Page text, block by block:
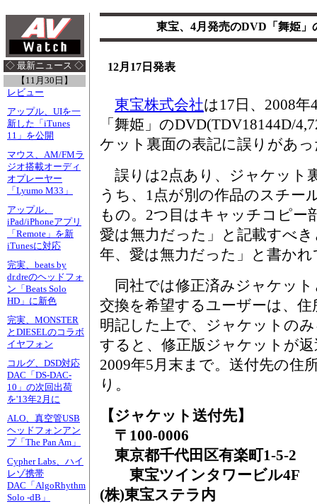
◇ 最新ニュース ◇
【11月30日】
レビュー
アップル、UIを一
新した「iTunes
11」を公開
マウス、AM/FMラ
ジオ搭載オーディ
オプレーヤー
「Lyumo M33」
アップル、
iPad/iPhoneアプリ
「Remote」を新
iTunesに対応
完実、beats by
dr.dreのヘッドフォ
ン「Beats Solo
HD」に新色
完実、MONSTER
とDIESELのコラボ
イヤフォン
コルグ、DSD対応
DAC「DS-DAC-
10」の次回出荷
を'13年2月に
ALO、真空管USB
ヘッドフォンアン
プ「The Pan Am」
Cypher Labs、ハイ
レゾ携帯
DAC「AlgoRhythm
Solo -dB」
東宝、4月発売のDVD「舞姫」
12月17日発表
東宝株式会社は17日、2008
「舞姫」のDVD(TDV18144D/
ケット裏面の表記に誤りがあ
誤りは2点あり、ジャケット
うち、1点が別の作品のスチー
もの。2つ目はキャッチコピー
愛は無力だった」と記載すべ
年、愛は無力だった」と書か
同社では修正済みジャケット
交換を希望するユーザーは、
明記した上で、ジャケットの
すると、修正版ジャケットが
2009年5月末まで。送付先の住
り。
【ジャケット送付先】
〒100-0006
東京都千代田区有楽町1-5-2
東宝ツインタワービル4F
(株)東宝ステラ内